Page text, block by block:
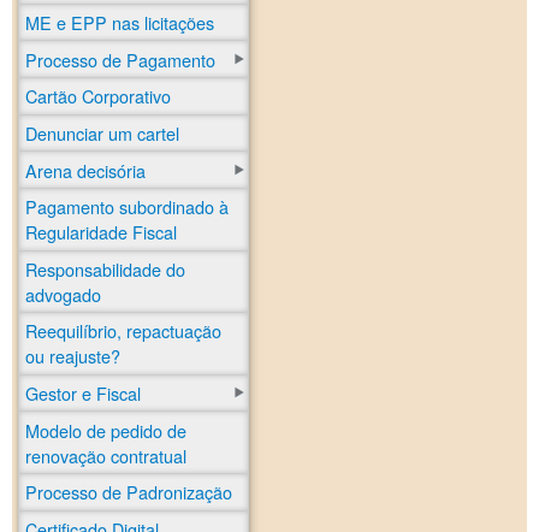
ME e EPP nas licitações
Processo de Pagamento
Cartão Corporativo
Denunciar um cartel
Arena decisória
Pagamento subordinado à
Regularidade Fiscal
Responsabilidade do
advogado
Reequilíbrio, repactuação
ou reajuste?
Gestor e Fiscal
Modelo de pedido de
renovação contratual
Processo de Padronização